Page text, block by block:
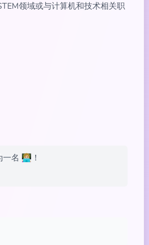
领域或与计算机和技术相关职
👩🏼‍💻！